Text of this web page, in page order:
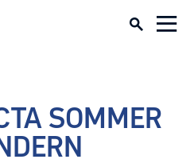
SOMMER